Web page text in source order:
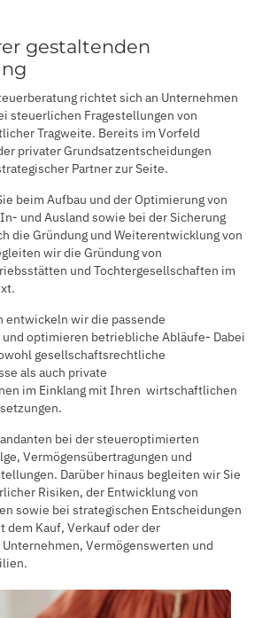
gestaltenden
richtet sich an Unternehmen
steuerlichen Fragestellungen von
Tragweite. Bereits im Vorfeld
privater Grundsatzentscheidungen
Partner zur Seite.
beim Aufbau und der Optimierung von
und Ausland sowie bei der Sicherung
die Gründung und Weiterentwicklung von
wir die Gründung von
und Tochtergesellschaften im
entwickeln wir die passende
optimieren betriebliche Abläufe- Dabei
gesellschaftsrechtliche
als auch private
im Einklang mit Ihren wirtschaftlichen
bei der steueroptimierten
Vermögensübertragungen und
Darüber hinaus begleiten wir Sie
Risiken, der Entwicklung von
sowie bei strategischen Entscheidungen
dem Kauf, Verkauf oder der
Vermögenswerten und